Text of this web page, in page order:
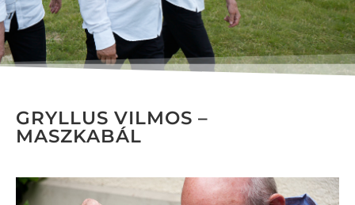
GRYLLUS VILMOS –
MASZKABÁL